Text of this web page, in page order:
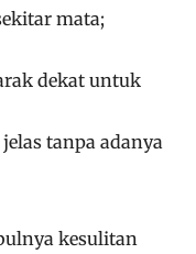
mata;
dekat untuk
tanpa adanya
kesulitan